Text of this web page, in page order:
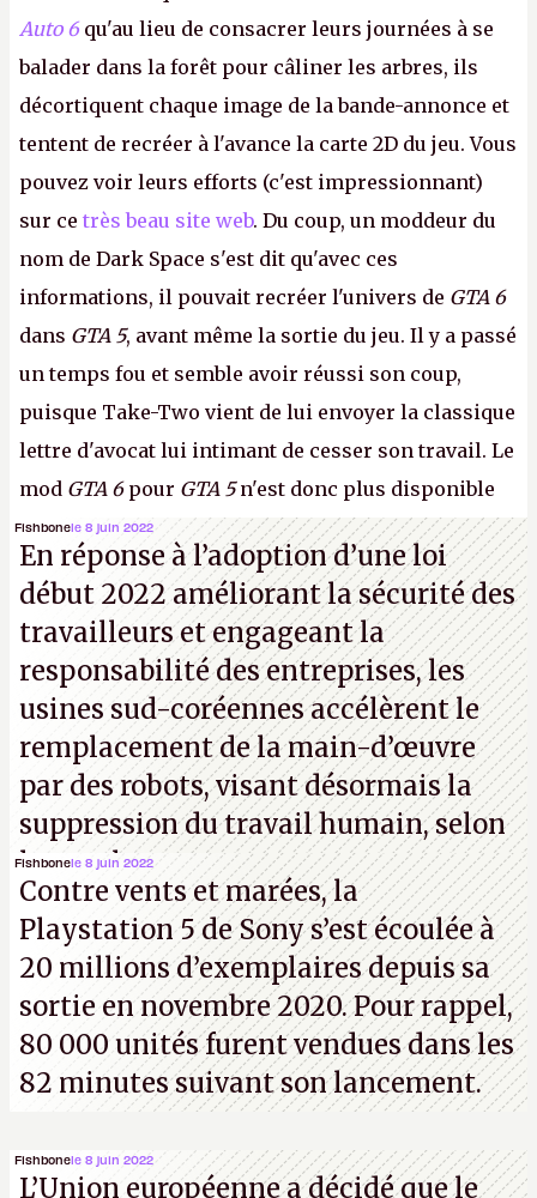
Auto 6 qu'au lieu de consacrer leurs journées à se
balader dans la forêt pour câliner les arbres, ils
décortiquent chaque image de la bande-annonce et
tentent de recréer à l'avance la carte 2D du jeu. Vous
pouvez voir leurs efforts (c'est impressionnant)
sur ce très beau site web. Du coup, un moddeur du
nom de Dark Space s'est dit qu'avec ces
informations, il pouvait recréer l'univers de GTA 6
dans GTA 5, avant même la sortie du jeu. Il y a passé
un temps fou et semble avoir réussi son coup,
puisque Take-Two vient de lui envoyer la classique
lettre d'avocat lui intimant de cesser son travail. Le
mod GTA 6pour GTA 5n'est donc plus disponible
au téléchargement. Vous pouvez encore en voir
quelques bribes surcette vidéo YouTube.A.
Fishbonele 8 juin 2022
En réponse à l’adoption d’une loi
début 2022 améliorant la sécurité des
travailleurs et engageant la
responsabilité des entreprises, les
usines sud-coréennes accélèrent le
remplacement de la main-d’œuvre
par des robots, visant désormais la
suppression du travail humain, selon
les analystes.
Fishbonele 8 juin 2022
Contre vents et marées, la
Playstation 5 de Sony s’est écoulée à
20 millions d’exemplaires depuis sa
sortie en novembre 2020. Pour rappel,
80 000 unités furent vendues dans les
82 minutes suivant son lancement.
Fishbonele 8 juin 2022
L’Union européenne a décidé que le